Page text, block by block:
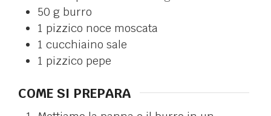
50 g burro
1 pizzico noce moscata
1 cucchiaino sale
1 pizzico pepe
COME SI PREPARA